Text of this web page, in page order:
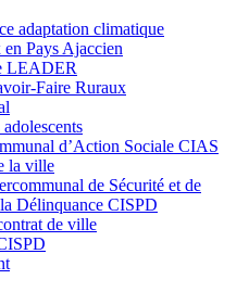
adaptation climatique
Pays Ajaccien
LEADER
Faire Ruraux
d’Action Sociale CIAS
la ville
de Sécurité et de
Délinquance CISPD
de ville